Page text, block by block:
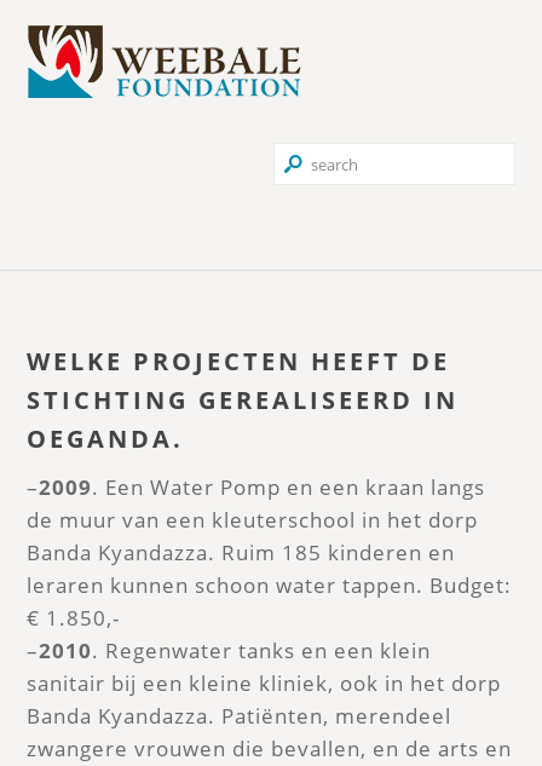
WELKE PROJECTEN HEEFT DE
STICHTING GEREALISEERD IN
OEGANDA.
–2009. Een Water Pomp en een kraan langs
de muur van een kleuterschool in het dorp
Banda Kyandazza. Ruim 185 kinderen en
leraren kunnen schoon water tappen. Budget:
€ 1.850,-
–2010. Regenwater tanks en een klein
sanitair bij een kleine kliniek, ook in het dorp
Banda Kyandazza. Patiënten, merendeel
zwangere vrouwen die bevallen, en de arts en